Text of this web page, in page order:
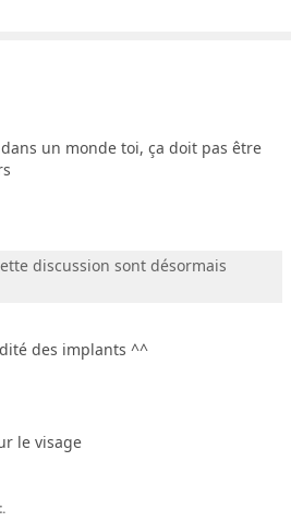
dans un monde toi, ça doit pas être
discussion sont désormais
des implants ^^
le visage